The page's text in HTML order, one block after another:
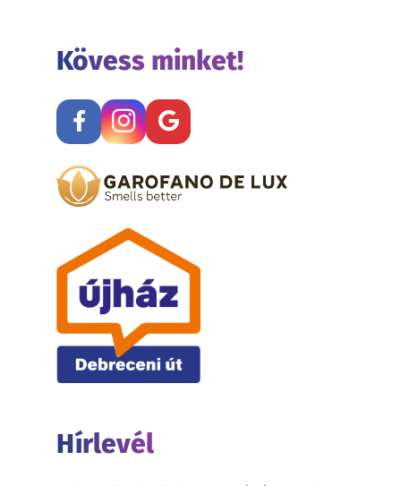
Kövess minket!
Hírlevél